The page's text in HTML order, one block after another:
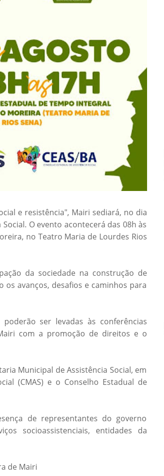
e resistência", Mairi sediará, no dia
O evento acontecerá das 08h às
no Teatro Maria de Lourdes Rios
da sociedade na construção de
os avanços, desafios e caminhos para
ser levadas às conferências
com a promoção de direitos e o
Municipal de Assistência Social, em
(CMAS) e o Conselho Estadual de
de representantes do governo
socioassistenciais, entidades da
de Mairi